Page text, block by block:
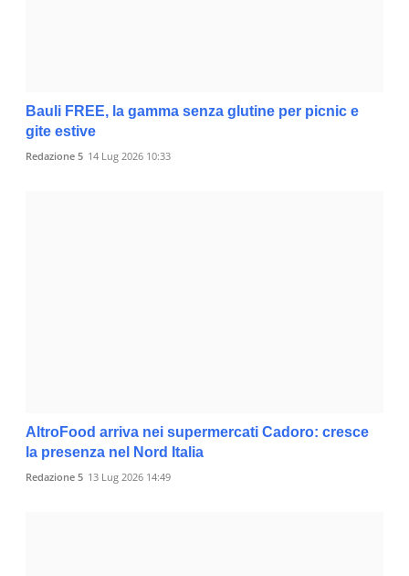
Bauli FREE, la gamma senza glutine per picnic e
gite estive
Redazione 5 14 Lug 2026 10:33
AltroFood arriva nei supermercati Cadoro: cresce
la presenza nel Nord Italia
Redazione 5 13 Lug 2026 14:49